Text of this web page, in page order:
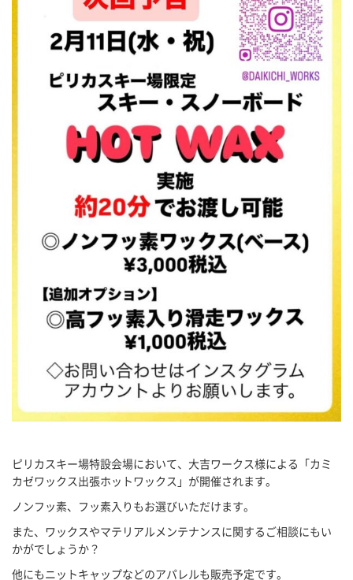
ピリカスキー場特設会場において、大吉ワークス様による「カミ
カゼワックス出張ホットワックス」が開催されます。
ノンフッ素、フッ素入りもお選びいただけます。
また、ワックスやマテリアルメンテナンスに関するご相談にもい
かがでしょうか？
他にもニットキャップなどのアパレルも販売予定です。